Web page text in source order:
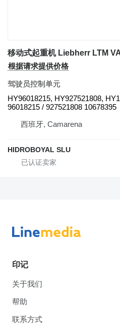
根据请求提供价格
驾驶员控制单元
HY96018215, HY927521808,
96018215 / 927521808 10678395
西班牙, Camarena
HIDROBOYAL SLU
印记
关于我们
帮助
联系方式